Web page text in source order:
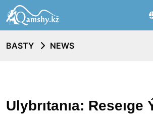
BASTY NEWS
Ulybrıtanıa: Reseıge